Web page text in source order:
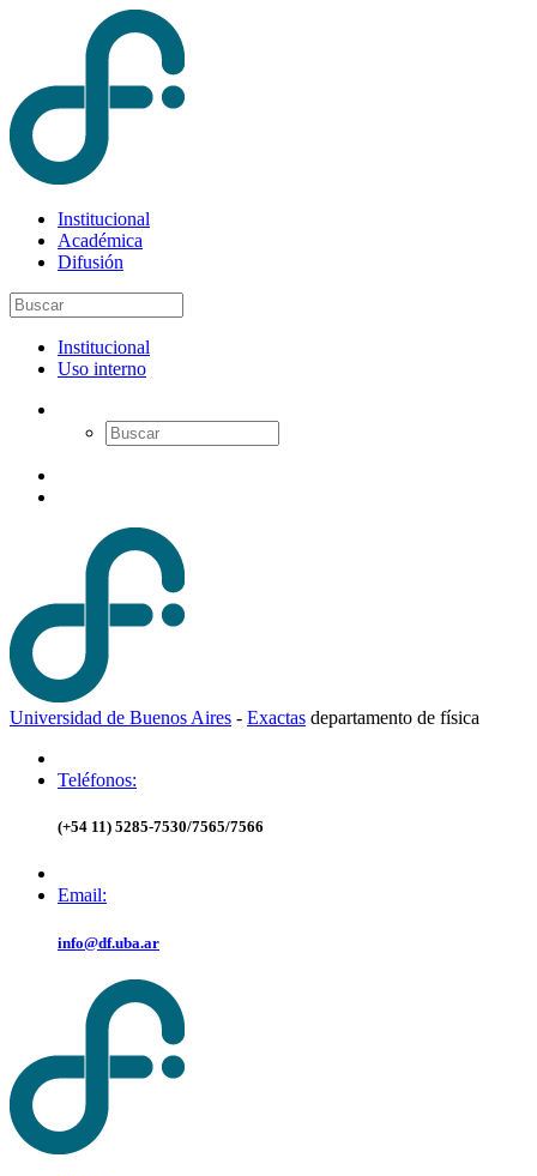
Institucional
Académica
Difusión
Institucional
Uso interno
Universidad de Buenos Aires - Exactas departamento de física
Teléfonos:
(+54 11) 5285-7530/7565/7566
Email:
info@df.uba.ar